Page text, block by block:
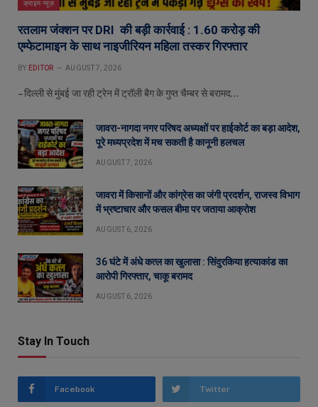
क्राइम न्यूज़
रतलाम जंक्शन पर DRI की बड़ी कार्रवाई : 1.60 करोड़ की
एम्फेटामाइन के साथ नाइजीरियन महिला तस्कर गिरफ्तार
BY EDITOR AUGUST 7, 2026
– दिल्ली से मुंबई जा रही ट्रेन में ट्रॉली बैग के गुप्त चैम्बर से बरामद…
जावरा-नागदा नगर परिषद अध्यक्षों पर हाईकोर्ट का बड़ा आदेश,
पूरे मध्यप्रदेश में मच सकती है कानूनी हलचल
AUGUST 7, 2026
जावरा में किसानों और कांग्रेस का जंगी प्रदर्शन, राजस्व विभाग
में भ्रष्टाचार और फसल बीमा पर जताया आक्रोश
AUGUST 6, 2026
36 घंटे में अंधे कत्ल का खुलासा : सिंदुरकिया हत्याकांड का
आरोपी गिरफ्तार, चाकू बरामद
AUGUST 6, 2026
Stay In Touch
Facebook Twitter